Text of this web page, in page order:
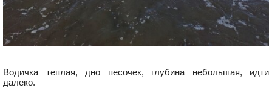
Водичка теплая, дно песочек, глубина небольшая, идти
далеко.